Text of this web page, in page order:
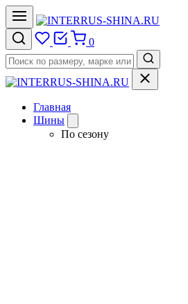
0
Главная
Шины
По сезону